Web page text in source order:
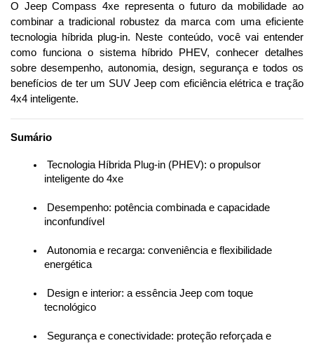
O Jeep Compass 4xe representa o futuro da mobilidade ao
combinar a tradicional robustez da marca com uma eficiente
tecnologia híbrida plug-in. Neste conteúdo, você vai entender
como funciona o sistema híbrido PHEV, conhecer detalhes
sobre desempenho, autonomia, design, segurança e todos os
benefícios de ter um SUV Jeep com eficiência elétrica e tração
4x4 inteligente.
Sumário
Tecnologia Híbrida Plug-in (PHEV): o propulsor
inteligente do 4xe
Desempenho: potência combinada e capacidade
inconfundível
Autonomia e recarga: conveniência e flexibilidade
energética
Design e interior: a essência Jeep com toque
tecnológico
Segurança e conectividade: proteção reforçada e